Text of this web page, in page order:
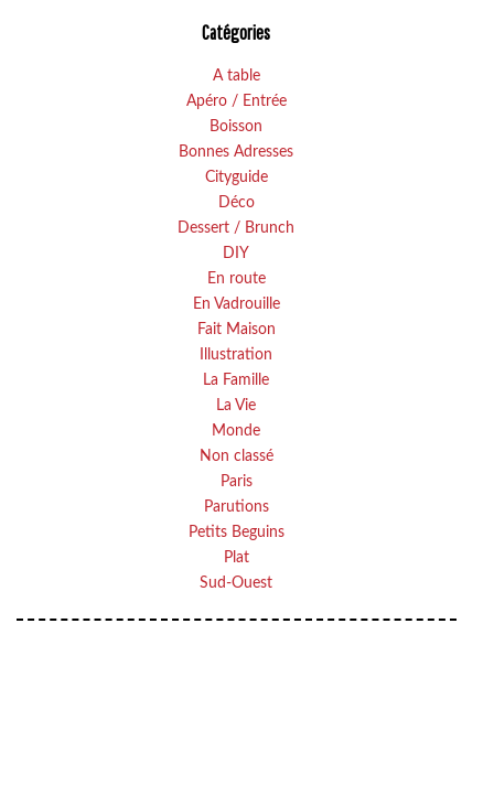
Catégories
A table
Apéro / Entrée
Boisson
Bonnes Adresses
Cityguide
Déco
Dessert / Brunch
DIY
En route
En Vadrouille
Fait Maison
Illustration
La Famille
La Vie
Monde
Non classé
Paris
Parutions
Petits Beguins
Plat
Sud-Ouest